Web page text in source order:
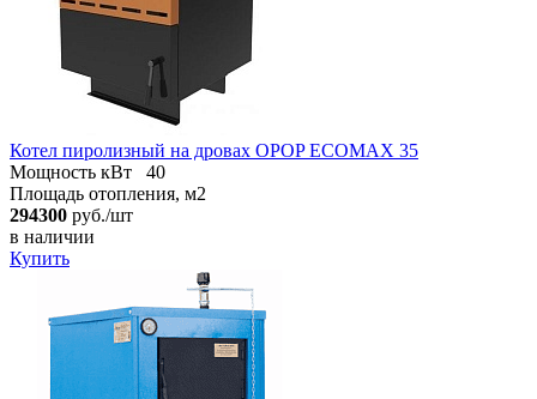
Котел пиролизный на дровах OPOP ECOMAX 35
Мощность кВт
40
Площадь отопления, м2
294300 руб./шт
в наличии
Купить